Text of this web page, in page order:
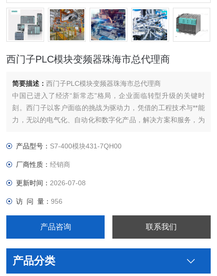
西门子PLC模块变频器珠海市总代理商
简要描述：西门子PLC模块变频器珠海市总代理商
中国已进入了经济“新常态"格局，企业面临转型升级的关键时
刻。西门子以客户面临的挑战为驱动力，凭借的工程技术与**能
力，无以的电气化、自动化和数字化产品，解决方案和服务，为
可持续的发展。我们将这种力量称之为“博大精深，同心致远"。
产品型号： S7-400模块431-7QH00
厂商性质：经销商
更新时间： 2026-07-08
访 问 量：956
产品咨询 联系我们
产品分类